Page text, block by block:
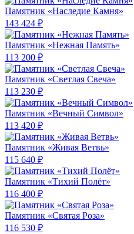
Памятник «Наследие Камня»
143 424 ₽
Памятник «Нежная Память»
113 200 ₽
Памятник «Светлая Свеча»
113 230 ₽
Памятник «Вечный Символ»
113 420 ₽
Памятник «Живая Ветвь»
115 640 ₽
Памятник «Тихий Полёт»
116 400 ₽
Памятник «Святая Роза»
116 530 ₽